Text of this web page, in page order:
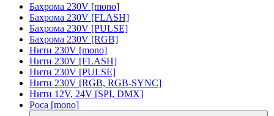
Бахрома 230V [mono]
Бахрома 230V [FLASH]
Бахрома 230V [PULSE]
Бахрома 230V [RGB]
Нити 230V [mono]
Нити 230V [FLASH]
Нити 230V [PULSE]
Нити 230V [RGB, RGB-SYNC]
Нити 12V, 24V [SPI, DMX]
Роса [mono]